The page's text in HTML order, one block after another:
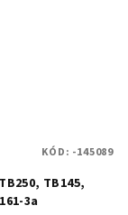
TB145,
3a
KÓD: -145089